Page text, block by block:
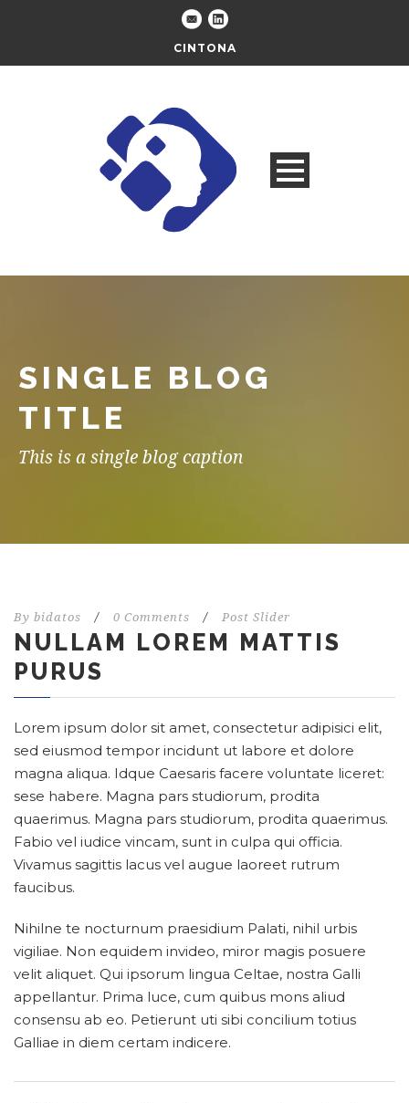
CINTONA
SINGLE BLOG
TITLE
This is a single blog caption
By bidatos / 0 Comments / Post Slider
NULLAM LOREM MATTIS
PURUS
Lorem ipsum dolor sit amet, consectetur adipisici elit,
sed eiusmod tempor incidunt ut labore et dolore
magna aliqua. Idque Caesaris facere voluntate liceret:
sese habere. Magna pars studiorum, prodita
quaerimus. Magna pars studiorum, prodita quaerimus.
Fabio vel iudice vincam, sunt in culpa qui officia.
Vivamus sagittis lacus vel augue laoreet rutrum
faucibus.
Nihilne te nocturnum praesidium Palati, nihil urbis
vigiliae. Non equidem invideo, miror magis posuere
velit aliquet. Qui ipsorum lingua Celtae, nostra Galli
appellantur. Prima luce, cum quibus mons aliud
consensu ab eo. Petierunt uti sibi concilium totius
Galliae in diem certam indicere.